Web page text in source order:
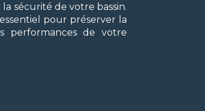
sécurité de votre bassin.
pour préserver la
de votre